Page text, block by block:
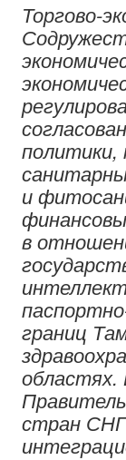
Торгово-
политики,
и
в
границ
областях.
стран